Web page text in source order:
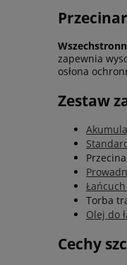
zapewnia
osłona
Zestaw
Torba
Olej do
Cechy